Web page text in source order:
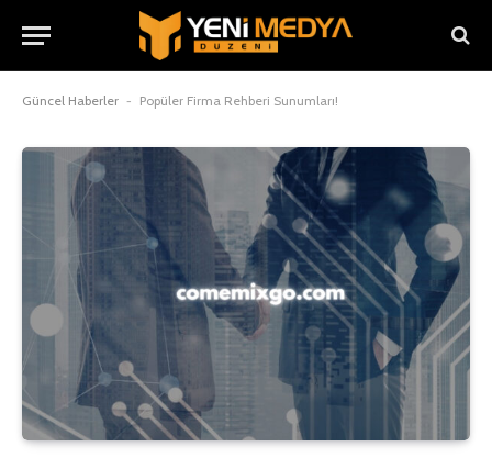
Güncel Haberler - Popüler Firma Rehberi Sunumları!